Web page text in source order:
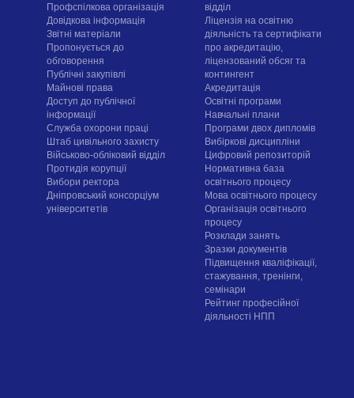
Профспілкова організація
Довідкова інформація
Звітні матеріали
Пропонується до
обговорення
Публічні закупівлі
Майнові права
Доступ до публічної
інформації
Служба охорони праці
Штаб цивільного захисту
Військово-обліковий відділ
Протидія корупції
Вибори ректора
Дніпровський консорціум
університетів
відділ
Ліцензія на освітню
діяльність та сертифікати
про акредитацію,
ліцензований обсяг та
контингент
Акредитація
Освітні програми
Навчальні плани
Програми двох дипломів
Вибіркові дисципліни
Цифровий репозиторій
Нормативна база
освітнього процесу
Мова освітнього процесу
Організація освітнього
процесу
Розклади занять
Зразки документів
Підвищення кваліфікації,
стажування, тренінги,
семінари
Рейтинг професійної
діяльності НПП